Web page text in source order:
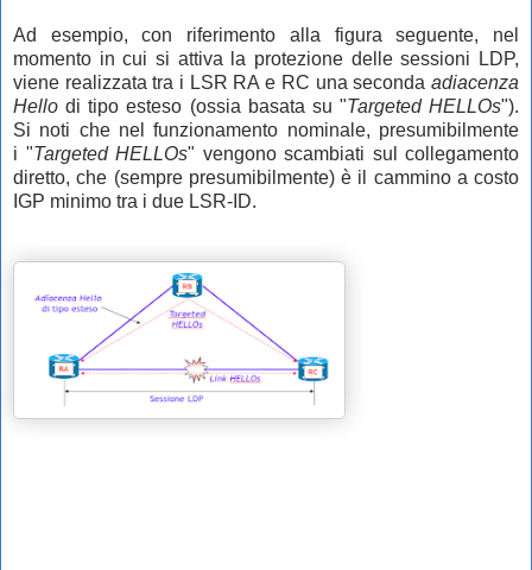
Ad esempio, con riferimento alla figura seguente, nel
momento in cui si attiva la protezione delle sessioni LDP,
viene realizzata tra i LSR RA e RC una seconda adiacenza
Hello di tipo esteso (ossia basata su "Targeted HELLOs").
Si noti che nel funzionamento nominale, presumibilmente
i "Targeted HELLOs" vengono scambiati sul collegamento
diretto, che (sempre presumibilmente) è il cammino a costo
IGP minimo tra i due LSR-ID.